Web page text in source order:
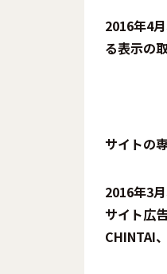
2016年4
る表示の
サイトの
2016年3
サイト広
CHINTAI